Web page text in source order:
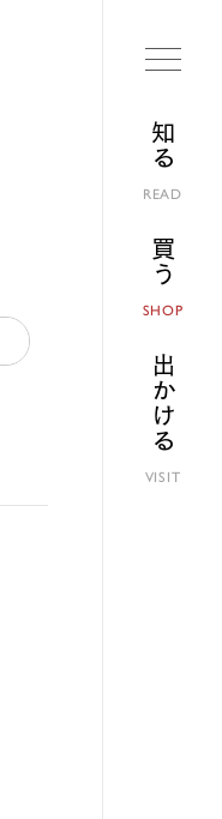
知る
READ
買う
SHOP
出かける
VISIT